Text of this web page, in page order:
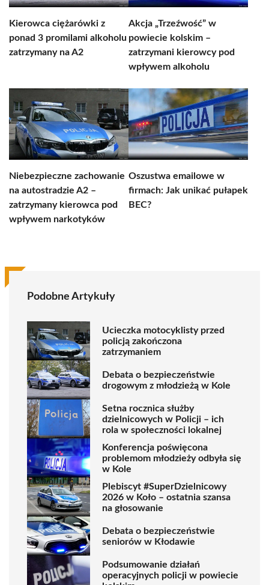
Kierowca ciężarówki z
ponad 3 promilami alkoholu
zatrzymany na A2
Akcja „Trzeźwość” w
powiecie kolskim –
zatrzymani kierowcy pod
wpływem alkoholu
Niebezpieczne zachowanie
na autostradzie A2 –
zatrzymany kierowca pod
wpływem narkotyków
Oszustwa emailowe w
firmach: Jak unikać pułapek
BEC?
Podobne Artykuły
Ucieczka motocyklisty przed
policją zakończona
zatrzymaniem
Debata o bezpieczeństwie
drogowym z młodzieżą w Kole
Setna rocznica służby
dzielnicowych w Policji – ich
rola w społeczności lokalnej
Konferencja poświęcona
problemom młodzieży odbyła się
w Kole
Plebiscyt #SuperDzielnicowy
2026 w Koło – ostatnia szansa
na głosowanie
Debata o bezpieczeństwie
seniorów w Kłodawie
Podsumowanie działań
operacyjnych policji w powiecie